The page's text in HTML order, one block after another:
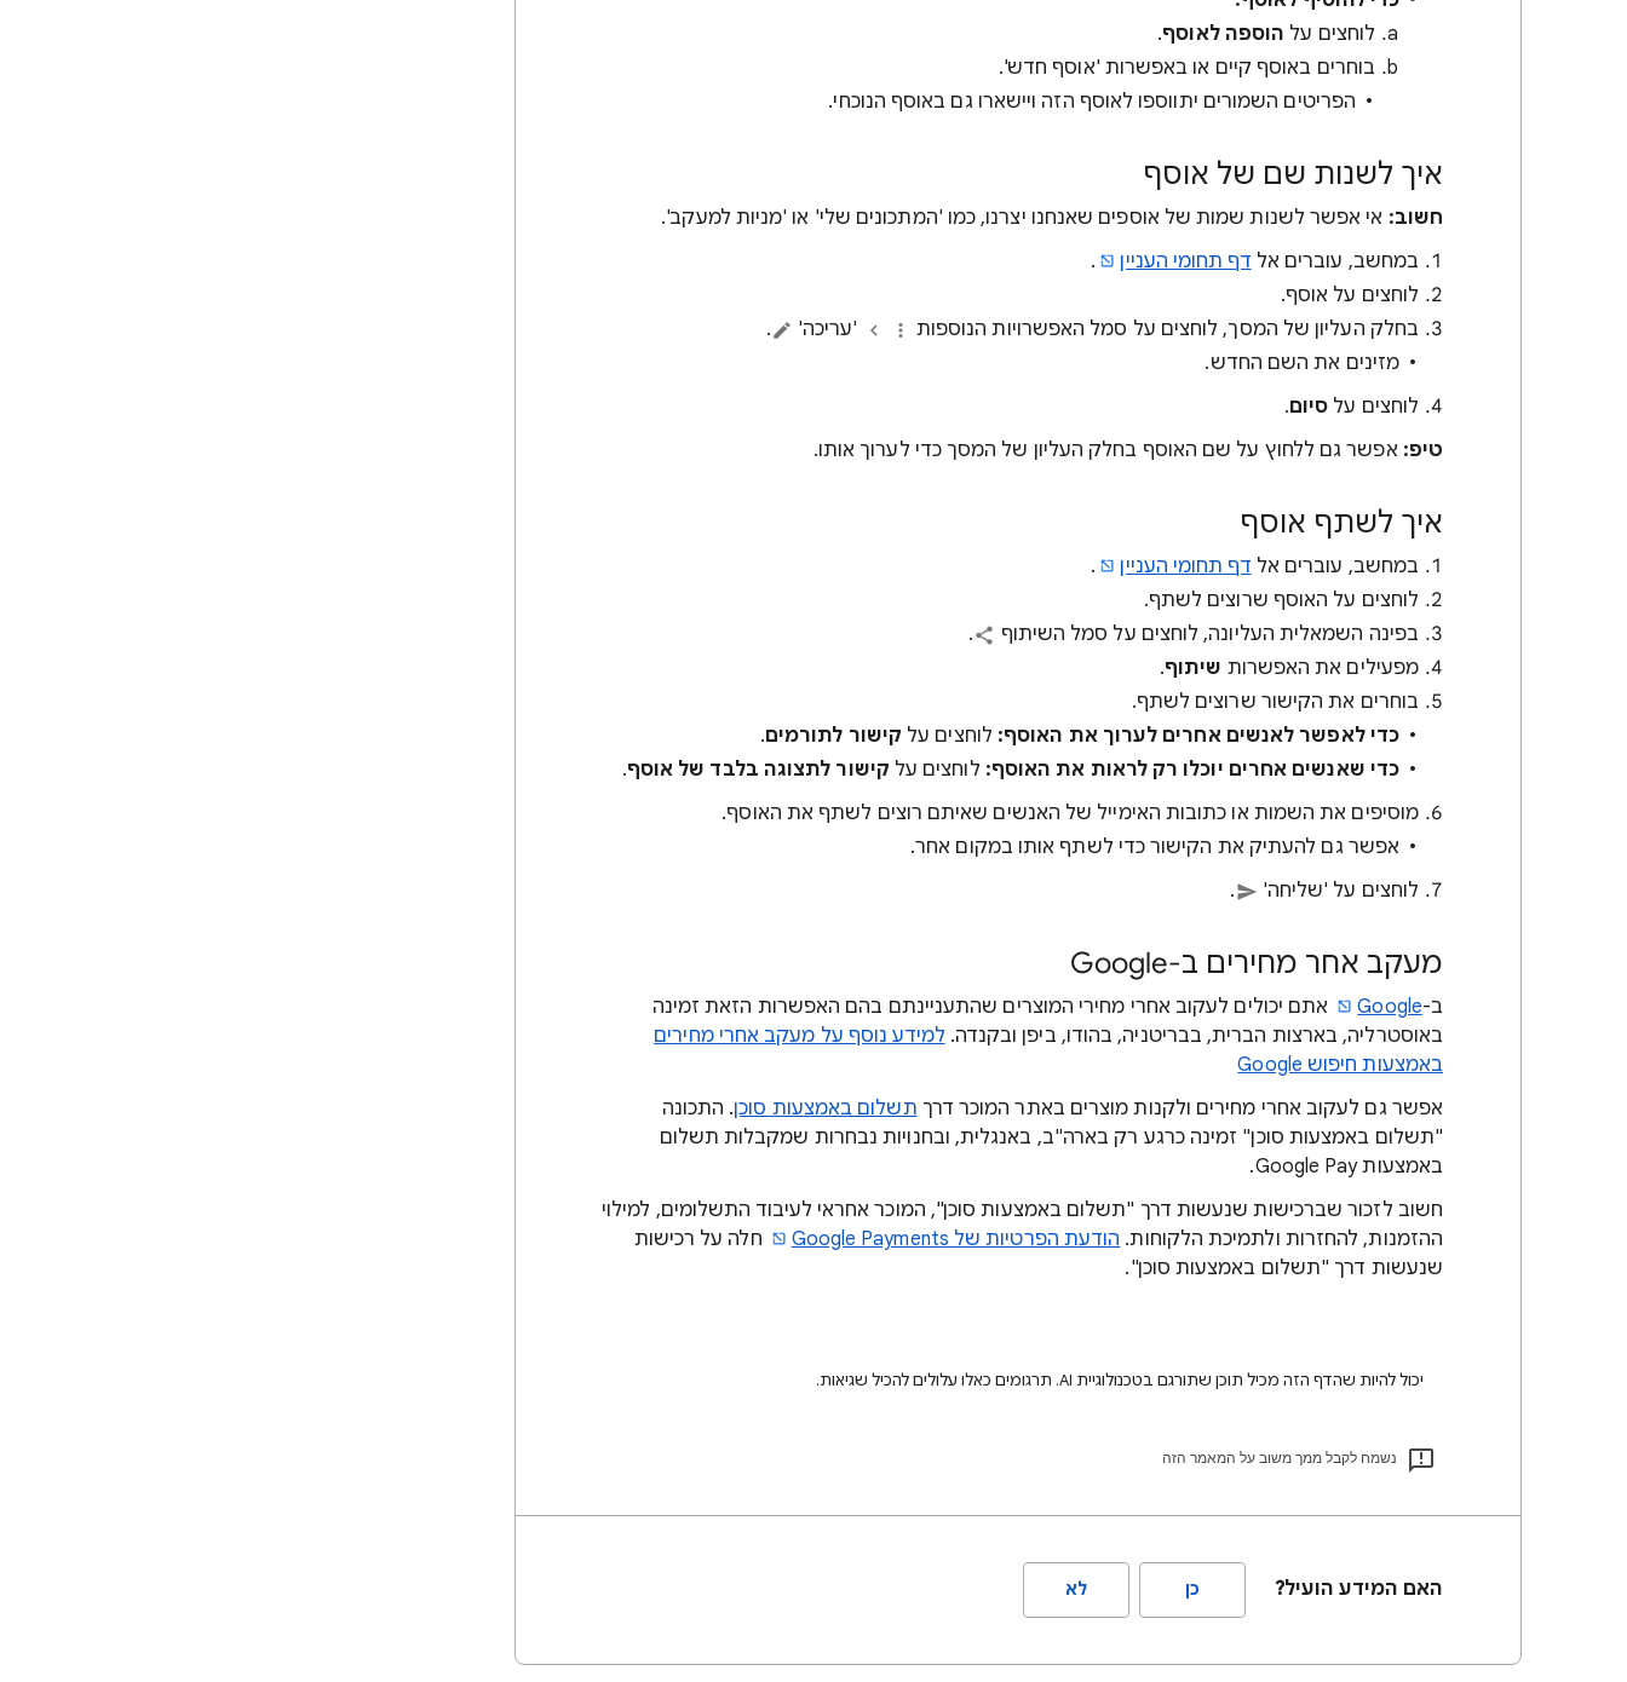
לוחצים על הוספה לאוסף.
בוחרים באוסף קיים או באפשרות 'אוסף חדש'.
הפריטים השמורים יתווספו לאוסף הזה ויישארו גם באוסף הנוכחי.
איך לשנות שם של אוסף
חשוב: אי אפשר לשנות שמות של אוספים שאנחנו יצרנו, כמו 'המתכונים שלי' או 'מניות למעקב'.
במחשב, עוברים אל דף תחומי העניין
.
לוחצים על אוסף.
בחלק העליון של המסך, לוחצים על סמל האפשרויות הנוספות
'עריכה'
.
מזינים את השם החדש.
לוחצים על סיום.
טיפ: אפשר גם ללחוץ על שם האוסף בחלק העליון של המסך כדי לערוך אותו.
איך לשתף אוסף
במחשב, עוברים אל דף תחומי העניין
.
לוחצים על האוסף שרוצים לשתף.
בפינה השמאלית העליונה, לוחצים על סמל השיתוף
.
מפעילים את האפשרות שיתוף.
בוחרים את הקישור שרוצים לשתף.
כדי לאפשר לאנשים אחרים לערוך את האוסף: לוחצים על קישור לתורמים.
כדי שאנשים אחרים יוכלו רק לראות את האוסף: לוחצים על קישור לתצוגה בלבד של אוסף.
מוסיפים את השמות או כתובות האימייל של האנשים שאיתם רוצים לשתף את האוסף.
אפשר גם להעתיק את הקישור כדי לשתף אותו במקום אחר.
לוחצים על 'שליחה'
.
מעקב אחר מחירים ב-Google
ב-Google
אתם יכולים לעקוב אחרי מחירי המוצרים שהתעניינתם בהם האפשרות הזאת זמינה
באוסטרליה, בארצות הברית, בבריטניה, בהודו, ביפן ובקנדה. למידע נוסף על מעקב אחרי מחירים
באמצעות חיפוש Google
אפשר גם לעקוב אחרי מחירים ולקנות מוצרים באתר המוכר דרך תשלום באמצעות סוכן. התכונה
"תשלום באמצעות סוכן" זמינה כרגע רק בארה"ב, באנגלית, ובחנויות נבחרות שמקבלות תשלום
באמצעות Google Pay.
חשוב לזכור שברכישות שנעשות דרך "תשלום באמצעות סוכן", המוכר אחראי לעיבוד התשלומים, למילוי
ההזמנות, להחזרות ולתמיכת הלקוחות. הודעת הפרטיות של Google Payments
חלה על רכישות
שנעשות דרך "תשלום באמצעות סוכן".
יכול להיות שהדף הזה מכיל תוכן שתורגם בטכנולוגיית AI. תרגומים כאלו עלולים להכיל שגיאות.
נשמח לקבל ממך משוב על המאמר הזה
האם המידע הועיל? כן לא